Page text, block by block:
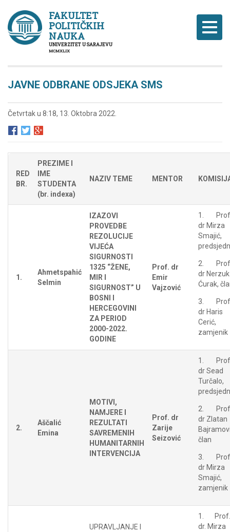
FAKULTET
POLITIČKIH
NAUKA
UNIVERZITET U SARAJEVU
MCMXLIX
JAVNE ODBRANE ODSJEKA SMS
Četvrtak u 8:18, 13. Oktobra 2022.
RED
BR.
PREZIME I
IME
STUDENTA
(br. indexa)
NAZIV TEME MENTOR
1.
Ahmetspahić
Selmin
IZAZOVI
PROVEDBE
REZOLUCIJE
VIJEĆA
SIGURNOSTI
1325 “ŽENE,
MIR I
SIGURNOST” U
BOSNI I
HERCEGOVINI
ZA PERIOD
2000-2022.
GODINE
Prof. dr
Emir
Vajzović
1.
dr Mirza
Smajić,
2.
dr Nerzuk
Ćurak,
3.
dr Haris
Cerić,
zamjenik
2.
Aščalić
Emina
MOTIVI,
NAMJERE I
REZULTATI
SAVREMENIH
HUMANITARNIH
INTERVENCIJA
Prof. dr
Zarije
Seizović
1.
dr Sead
Turčalo,
2.
dr Zlatan
član
3.
dr Mirza
Smajić,
zamjenik
UPRAVLJANJE I
1. Prof.
dr. Mirza